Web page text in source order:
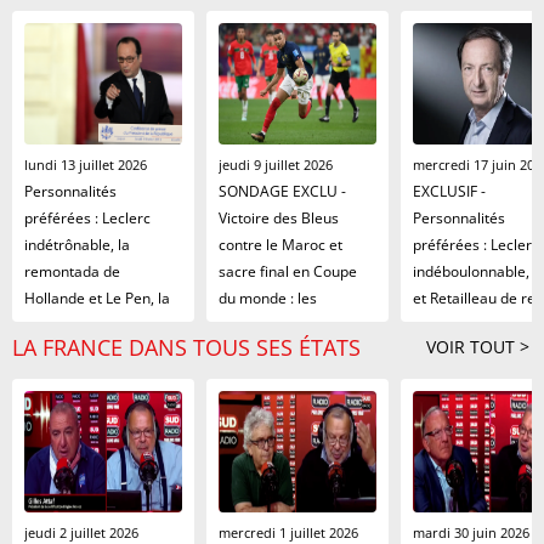
lundi 13 juillet 2026
Personnalités
préférées : Leclerc
indétrônable, la
remontada de
Hollande et Le Pen, la
jeudi 9 juillet 2026
SONDAGE EXCLU -
Victoire des Bleus
contre le Maroc et
sacre final en Coupe
du monde : les
optimisme historique
mercredi 17 juin
EXCLUSIF -
Personnalités
préférées : Leclerc
indéboulonnable,
et Retailleau de
LA FRANCE DANS TOUS SES ÉTATS VOIR TOUT >
jeudi 2 juillet 2026 mercredi 1 juillet 2026 mardi 30 juin 2026